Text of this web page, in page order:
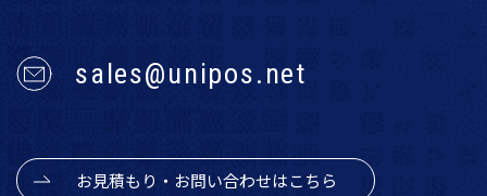
sales@unipos.net
お見積もり・お問い合わせはこちら